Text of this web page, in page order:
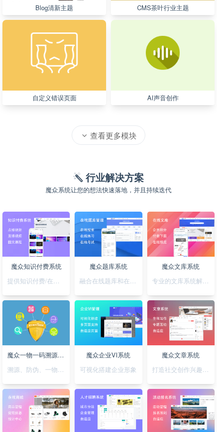
Blog清新主题 CMS茶叶行业主题
自定义错误页面 AI声音创作
查看更多模块
行业解决方案
魔众系统让您的想法快速落地，并且持续迭代
魔众知识付费系统
魔众题库系统
魔众文库系统
魔众一物一码溯源防伪系统
魔众企业VI系统
可视化搭建企业形象
魔众文章系统